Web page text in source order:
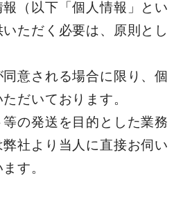
（以下「個人情報」とい
ただく必要は、原則とし
意される場合に限り、個
だいております。
の発送を目的とした業務
社より当人に直接お伺い
す。